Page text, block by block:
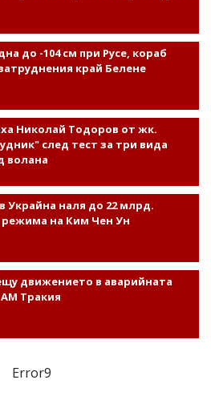
до -104 см при Русе, кораб
край Белене
Николай Тодоров от жк.
след тест за три вида
волана
Украйна наля до 22 млрд.
режима на Ким Чен Ун
движението в аварийната
Тракия
Error9